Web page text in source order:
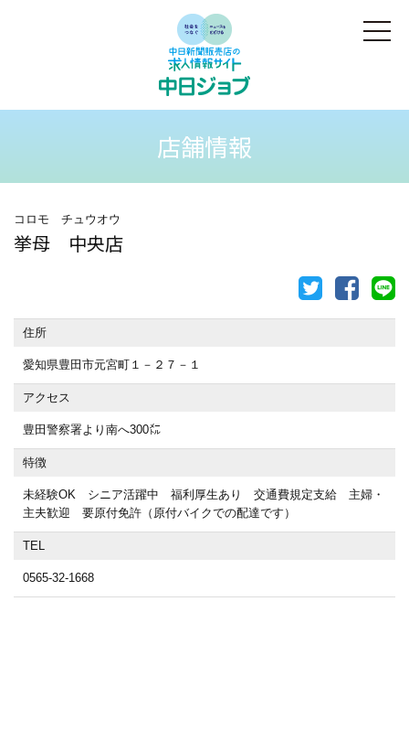
店舗情報
コロモ チュウオウ
挙母 中央店
住所
愛知県豊田市元宮町１－２７－１
アクセス
豊田警察署より南へ300㍍
特徴
未経験OK シニア活躍中 福利厚生あり 交通費規定支給 主婦・
主夫歓迎 要原付免許（原付バイクでの配達です）
TEL
0565-32-1668